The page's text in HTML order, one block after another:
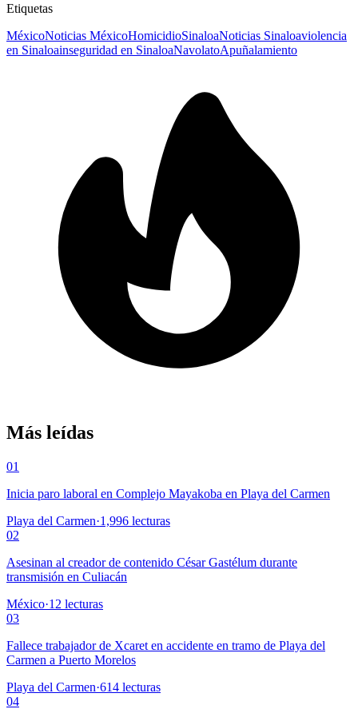
Etiquetas
MéxicoNoticias MéxicoHomicidioSinaloaNoticias Sinaloaviolencia
en Sinaloainseguridad en SinaloaNavolatoApuñalamiento
Más leídas
01
Inicia paro laboral en Complejo Mayakoba en Playa del Carmen
Playa del Carmen·1,996 lecturas
02
Asesinan al creador de contenido César Gastélum durante
transmisión en Culiacán
México·12 lecturas
03
Fallece trabajador de Xcaret en accidente en tramo de Playa del
Carmen a Puerto Morelos
Playa del Carmen·614 lecturas
04